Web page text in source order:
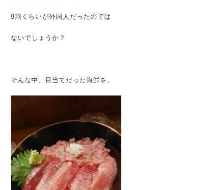
9割くらいが外国人だったのでは
ないでしょうか？
そんな中、目当てだった海鮮を。